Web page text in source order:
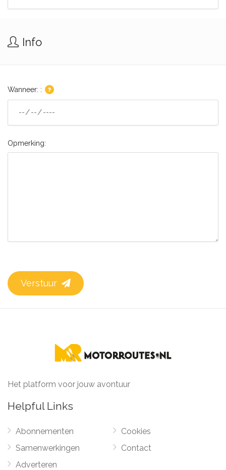
Info
Wanneer: :
Opmerking:
Verstuur
Het platform voor jouw avontuur
Helpful Links
Abonnementen
Samenwerkingen
Adverteren
Cookies
Contact